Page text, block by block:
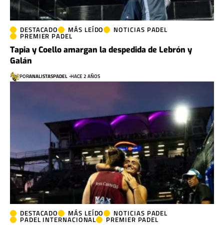
DESTACADO MÁS LEÍDO NOTICIAS PADEL
PREMIER PADEL
Tapia y Coello amargan la despedida de Lebrón y
Galán
PORANALISTASPADEL HACE 2 AÑOS
DESTACADO MÁS LEÍDO NOTICIAS PADEL
PADEL INTERNACIONAL PREMIER PADEL